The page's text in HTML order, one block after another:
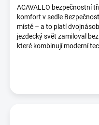
ACAVALLO bezpečnostní
komfort v sedle
místě – a to platí
jezdecký svět zamiloval
které kombinují moderní